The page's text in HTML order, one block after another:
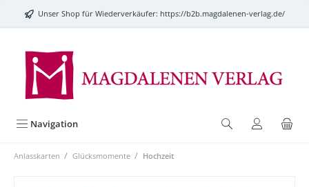
springenUnser Shop für Wiederverkäufer: https://b2b.magdalenen-verlag.de/
Navigation
Anlasskarten / Glücksmomente / Hochzeit